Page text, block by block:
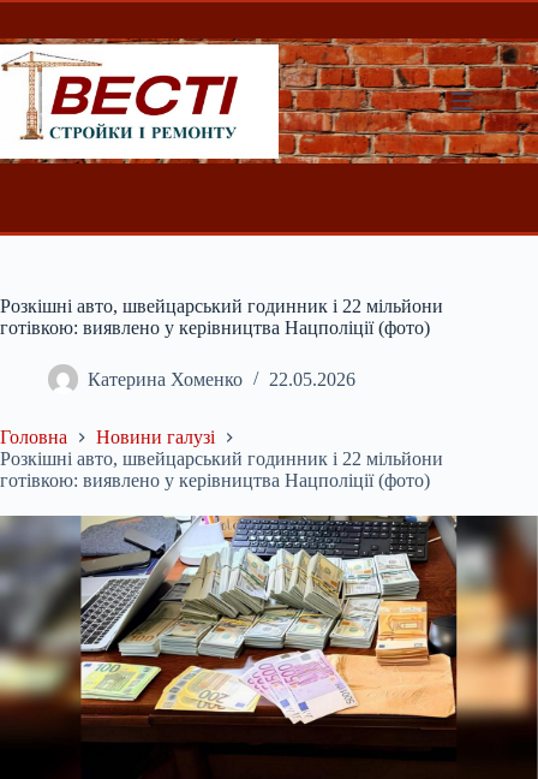
Перейти
вмісту
Розкішні авто, швейцарський годинник і 22 мільйони
готівкою: виявлено у керівництва Нацполіції (фото)
Катерина Хоменко 22.05.2026
Головна
Новини галузі
Розкішні авто, швейцарський годинник і 22 мільйони
готівкою: виявлено у керівництва Нацполіції (фото)